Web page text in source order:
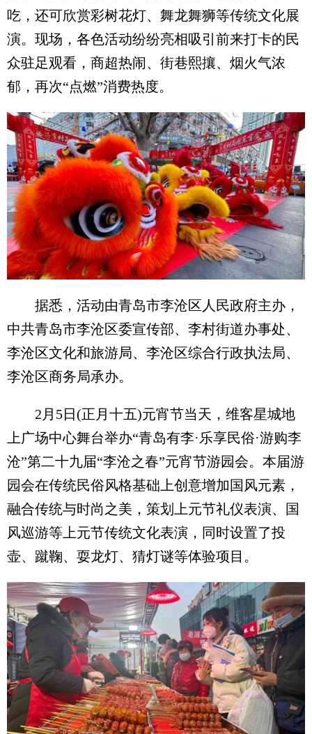
吃，还可欣赏彩树花灯、舞龙舞狮等传统文化展
演。现场，各色活动纷纷亮相吸引前来打卡的民
众驻足观看，商超热闹、街巷熙攘、烟火气浓
郁，再次“点燃”消费热度。
据悉，活动由青岛市李沧区人民政府主办，
中共青岛市李沧区委宣传部、李村街道办事处、
李沧区文化和旅游局、李沧区综合行政执法局、
李沧区商务局承办。
2月5日(正月十五)元宵节当天，维客星城地
上广场中心舞台举办“青岛有李·乐享民俗·游购李
沧”第二十九届“李沧之春”元宵节游园会。本届游
园会在传统民俗风格基础上创意增加国风元素，
融合传统与时尚之美，策划上元节礼仪表演、国
风巡游等上元节传统文化表演，同时设置了投
壶、蹴鞠、耍龙灯、猜灯谜等体验项目。